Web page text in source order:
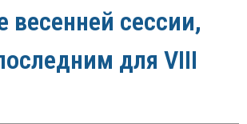
весенней сессии,
для VIII